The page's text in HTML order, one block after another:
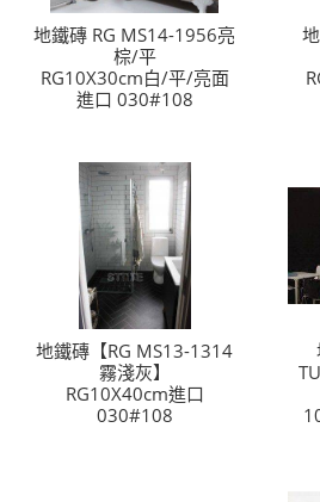
LINE官
地鐵磚 RG MS14-1956亮
棕/平
RG10X30cm白/平/亮面
進口 030#108
地鐵磚【RG MS13-1314
霧淺灰】
RG10X40cm進口
030#108